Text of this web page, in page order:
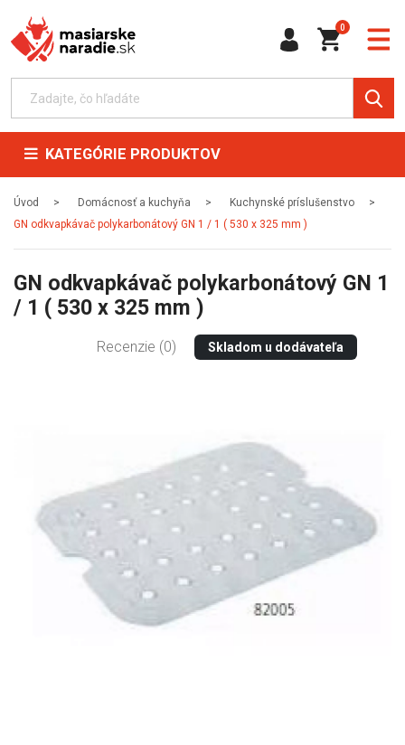
0
KATEGÓRIE PRODUKTOV
Úvod Domácnosť a kuchyňa
Kuchynské príslušenstvo
GN odkvapkávač polykarbonátový GN 1 / 1 ( 530 x 325 mm )
GN odkvapkávač polykarbonátový GN 1
/ 1 ( 530 x 325 mm )
Recenzie (0) Skladom u dodávateľa